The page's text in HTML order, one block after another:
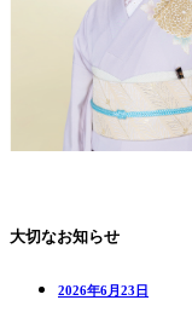
大切なお知らせ
2026年6月23日